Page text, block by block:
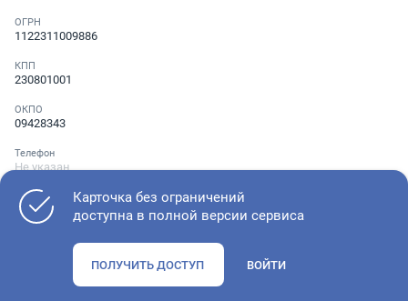
ОГРН
1122311009886
КПП
230801001
ОКПО
09428343
Телефон
Не указан
Проверьте учредительные документы, адрес регистрации и
Карточка без ограничений
доступна в полной версии сервиса
ПОЛУЧИТЬ ДОСТУП ВОЙТИ